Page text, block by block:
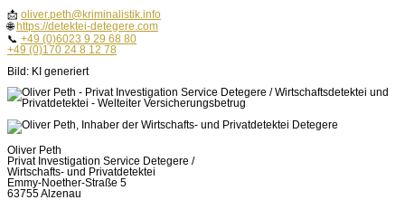
📩 oliver.peth@kriminalistik.info
🌐 https://detektei-detegere.com
📞 +49 (0)6023 9 29 68 80
+49 (0)170 24 8 12 78
Bild: KI generiert
Oliver Peth
Privat Investigation Service Detegere /
Wirtschafts- und Privatdetektei
Emmy-Noether-Straße 5
63755 Alzenau